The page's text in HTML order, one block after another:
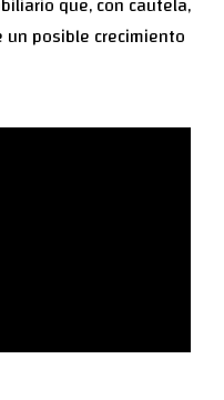
posible crecimiento